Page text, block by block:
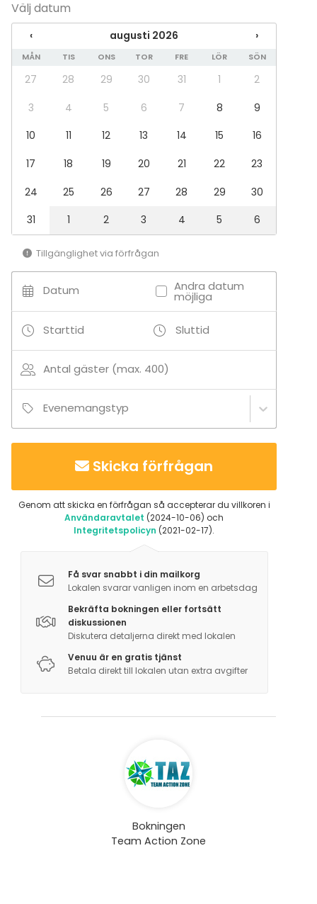
Välj datum
‹ augusti 2026 ›
MÅN TIS ONS TOR FRE LÖR SÖN
27 28 29 30 31 1
2
3
4 5 6 7 8
9
10
11 12 13 14 15
16
17
18 19 20 21 22
23
24
25 26 27 28 29
30
31
1 2 3 4 5 6
Tillgänglighet via förfrågan
Datum Andra datum
möjliga
Starttid Sluttid
Antal gäster (max. 400)
Evenemangstyp
Skicka förfrågan
Genom att skicka en förfrågan så accepterar du villkoren i
Användaravtalet (2024-10-06) och
Integritetspolicyn (2021-02-17).
Få svar snabbt i din mailkorg
Lokalen svarar vanligen inom en arbetsdag
Bekräfta bokningen eller fortsätt
diskussionen
Diskutera detaljerna direkt med lokalen
Venuu är en gratis tjänst
Betala direkt till lokalen utan extra avgifter
Bokningen
Team Action Zone